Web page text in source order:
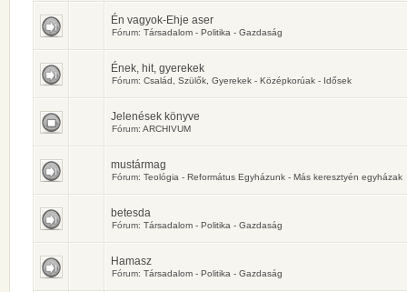
Én vagyok-Ehje aser
Fórum: Társadalom - Politika - Gazdaság
Ének, hit, gyerekek
Fórum: Család, Szülők, Gyerekek - Középkorúak - Idősek
Jelenések könyve
Fórum: ARCHIVUM
mustármag
Fórum: Teológia - Református Egyházunk - Más keresztyén egyházak
betesda
Fórum: Társadalom - Politika - Gazdaság
Hamasz
Fórum: Társadalom - Politika - Gazdaság